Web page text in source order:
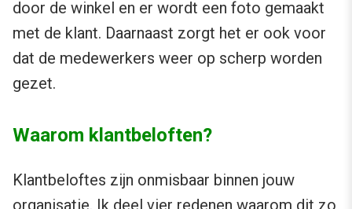
door de winkel en er wordt een foto gemaakt
met de klant. Daarnaast zorgt het er ook voor
dat de medewerkers weer op scherp worden
gezet.
Waarom klantbeloften?
Klantbeloftes zijn onmisbaar binnen jouw